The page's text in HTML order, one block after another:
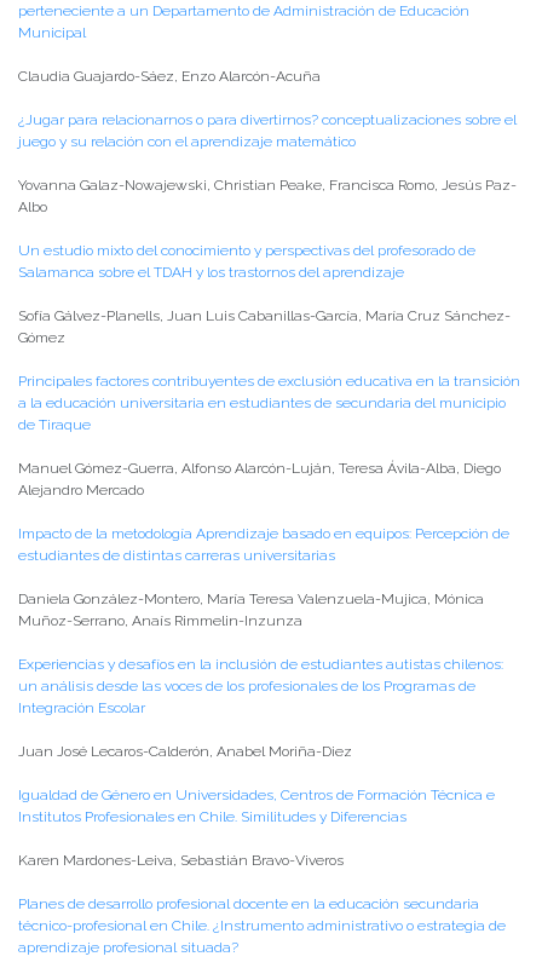
perteneciente a un Departamento de Administración de Educación
Municipal
Claudia Guajardo-Sáez, Enzo Alarcón-Acuña
¿Jugar para relacionarnos o para divertirnos? conceptualizaciones sobre el
juego y su relación con el aprendizaje matemático
Yovanna Galaz-Nowajewski, Christian Peake, Francisca Romo, Jesús Paz-
Albo
Un estudio mixto del conocimiento y perspectivas del profesorado de
Salamanca sobre el TDAH y los trastornos del aprendizaje
Sofía Gálvez-Planells, Juan Luis Cabanillas-García, María Cruz Sánchez-
Gómez
Principales factores contribuyentes de exclusión educativa en la transición
a la educación universitaria en estudiantes de secundaria del municipio
de Tiraque
Manuel Gómez-Guerra, Alfonso Alarcón-Luján, Teresa Ávila-Alba, Diego
Alejandro Mercado
Impacto de la metodología Aprendizaje basado en equipos: Percepción de
estudiantes de distintas carreras universitarias
Daniela González-Montero, María Teresa Valenzuela-Mujica, Mónica
Muñoz-Serrano, Anaís Rimmelin-Inzunza
Experiencias y desafíos en la inclusión de estudiantes autistas chilenos:
un análisis desde las voces de los profesionales de los Programas de
Integración Escolar
Juan José Lecaros-Calderón, Anabel Moriña-Diez
Igualdad de Género en Universidades, Centros de Formación Técnica e
Institutos Profesionales en Chile. Similitudes y Diferencias
Karen Mardones-Leiva, Sebastián Bravo-Viveros
Planes de desarrollo profesional docente en la educación secundaria
técnico-profesional en Chile. ¿Instrumento administrativo o estrategia de
aprendizaje profesional situada?